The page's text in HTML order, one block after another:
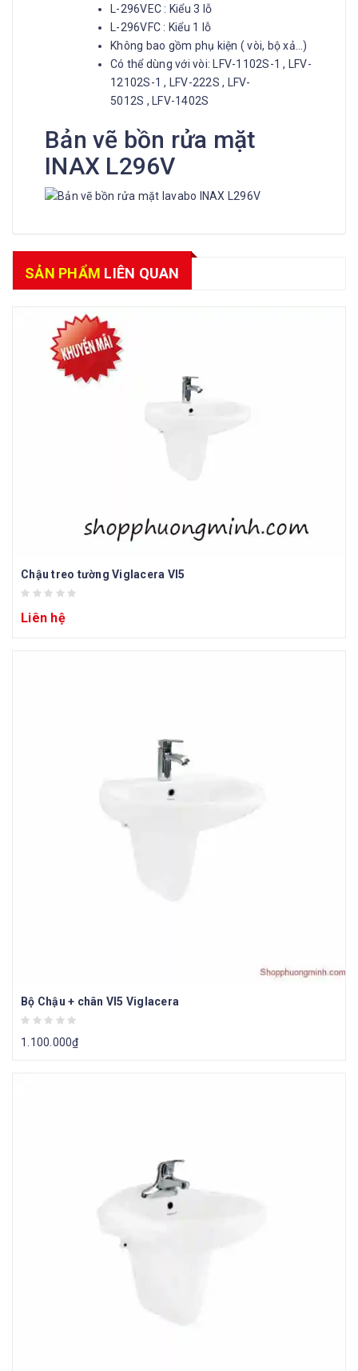
L-296VEC : Kiểu 3 lỗ
L-296VFC : Kiểu 1 lỗ
Không bao gồm phụ kiện ( vòi, bộ xả…)
Có thể dùng với vòi: LFV-1102S-1 , LFV-
12102S-1 , LFV-222S , LFV-
5012S , LFV-1402S
Bản vẽ bồn rửa mặt
INAX L296V
SẢN PHẨM LIÊN QUAN
Chậu treo tường Viglacera VI5
Liên hệ
Bộ Chậu + chân VI5 Viglacera
1.100.000₫